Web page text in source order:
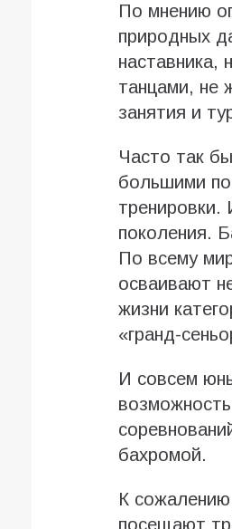
По мнению
природных
танцами, не
занятия и
Часто так
большими
тренировки.
поколения.
По всему
осваивают
жизни
«гранд-
И совсем
бахромой.
К
посещают